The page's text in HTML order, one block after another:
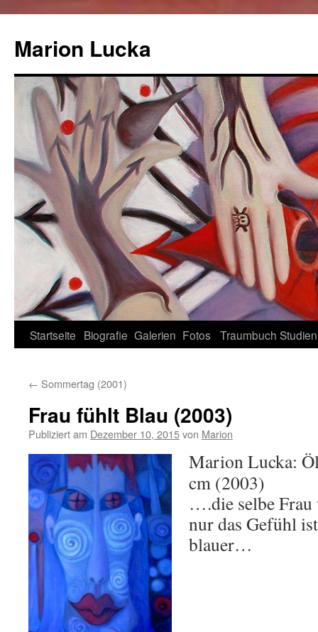
Marion Lucka
Zum
springen
Startseite Biografie Galerien Fotos Traumbuch Studien
← Sommertag (2001)
Frau fühlt Blau (2003)
Publiziert am Dezember 10, 2015von Marion
Marion Lucka:
cm (2003)
….die selbe Frau
nur das Gefühl ist
blauer…